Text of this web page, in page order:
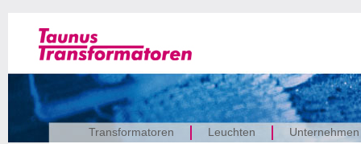
Transformatoren Leuchten Unternehmen